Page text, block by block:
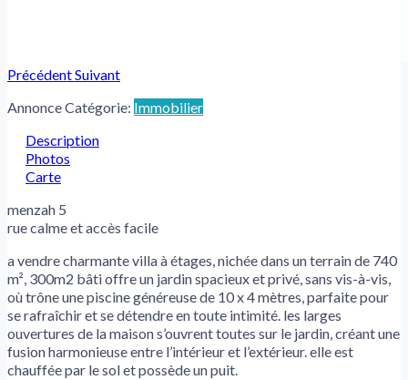
PrécédentSuivant
Annonce Catégorie: Immobilier
Description
Photos
Carte
menzah 5
rue calme et accès facile
a vendre charmante villa à étages, nichée dans un terrain de 740
m², 300m2 bâti offre un jardin spacieux et privé, sans vis-à-vis,
où trône une piscine généreuse de 10 x 4 mètres, parfaite pour
se rafraîchir et se détendre en toute intimité. les larges
ouvertures de la maison s’ouvrent toutes sur le jardin, créant une
fusion harmonieuse entre l’intérieur et l’extérieur. elle est
chauffée par le sol et possède un puit.